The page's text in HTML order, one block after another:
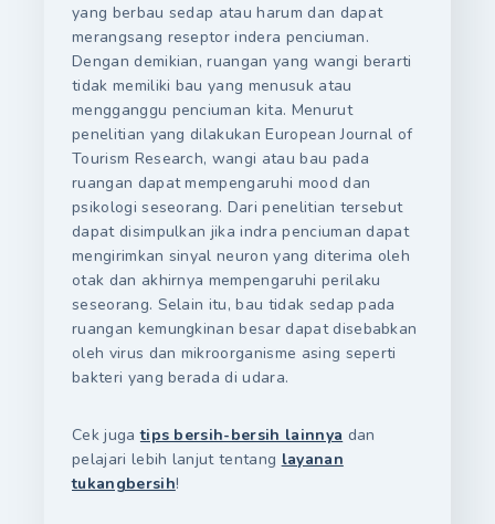
yang berbau sedap atau harum dan dapat
merangsang reseptor indera penciuman.
Dengan demikian, ruangan yang wangi berarti
tidak memiliki bau yang menusuk atau
mengganggu penciuman kita. Menurut
penelitian yang dilakukan European Journal of
Tourism Research, wangi atau bau pada
ruangan dapat mempengaruhi mood dan
psikologi seseorang. Dari penelitian tersebut
dapat disimpulkan jika indra penciuman dapat
mengirimkan sinyal neuron yang diterima oleh
otak dan akhirnya mempengaruhi perilaku
seseorang. Selain itu, bau tidak sedap pada
ruangan kemungkinan besar dapat disebabkan
oleh virus dan mikroorganisme asing seperti
bakteri yang berada di udara.
Cek jugatips bersih-bersih lainnya dan
pelajari lebih lanjut tentang layanan
tukangbersih!